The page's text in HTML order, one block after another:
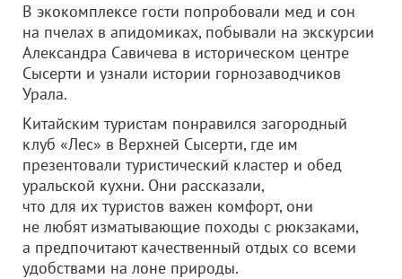
В экокомплексе гости попробовали мед и сон
на пчелах в апидомиках, побывали на экскурсии
Александра Савичева в историческом центре
Сысерти и узнали истории горнозаводчиков
Урала.
Китайским туристам понравился загородный
клуб «Лес» в Верхней Сысерти, где им
презентовали туристический кластер и обед
уральской кухни. Они рассказали,
что для их туристов важен комфорт, они
не любят изматывающие походы с рюкзаками,
а предпочитают качественный отдых со всеми
удобствами на лоне природы.